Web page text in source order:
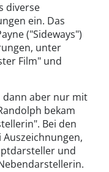
diverse
ein. Das
("Sideways")
unter
Film" und
dann aber nur mit
bekam
Bei den
Auszeichnungen,
und